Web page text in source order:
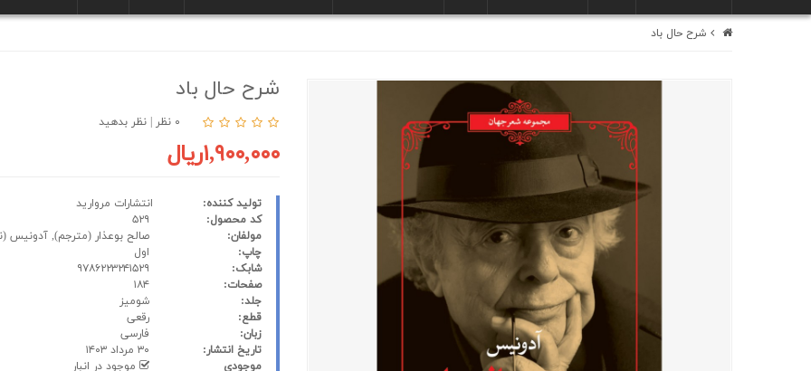
شرح حال باد
شرح حال باد
۰ نظر نظر بدهید
۱,۹۰۰,۰۰۰ریال
تولید کننده:
انتشارات مروارید
کد محصول:
مولفان:
صالح بوعذار (مترجم), آدونیس
چاپ:
اول
شابک:
صفحات:
جلد:
شومیز
قطع:
رقعی
زبان:
فارسی
تاریخ انتشار:
موجودی
موجود در انبار